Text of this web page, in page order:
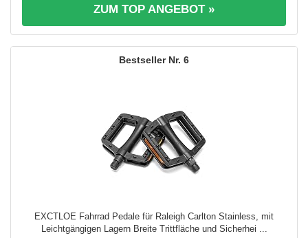
ZUM TOP ANGEBOT »
6
EXCTLOE Fahrrad Pedale für Raleigh Carlton Stainless, mit
Leichtgängigen Lagern Breite Trittfläche und Sicherhei ...